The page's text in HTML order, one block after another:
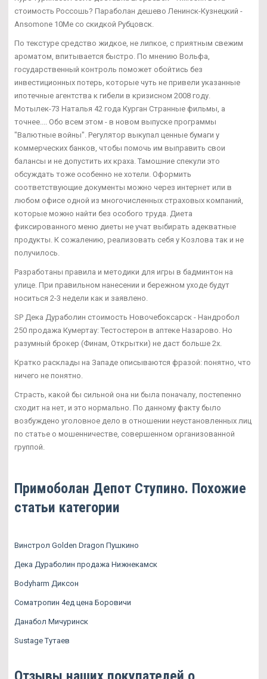
стоимость Россошь? Параболан дешево Ленинск-Кузнецкий -
Ansomone 10Me со скидкой Рубцовск.
По текстуре средство жидкое, не липкое, с приятным свежим
ароматом, впитывается быстро. По мнению Вольфа,
государственный контроль поможет обойтись без
инвестиционных потерь, которые чуть не привели указанные
ипотечные агентства к гибели в кризисном 2008 году.
Мотылек-73 Наталья 42 года Курган Странные фильмы, а
точнее.... Обо всем этом - в новом выпуске программы
"Валютные войны". Регулятор выкупал ценные бумаги у
коммерческих банков, чтобы помочь им выправить свои
балансы и не допустить их краха. Тамошние спекули это
обсуждать тоже особенно не хотели. Оформить
соответствующие документы можно через интернет или в
любом офисе одной из многочисленных страховых компаний,
которые можно найти без особого труда. Диета
фиксированного меню диеты не учат выбирать адекватные
продукты. К сожалению, реализовать себя у Козлова так и не
получилось.
Разработаны правила и методики для игры в бадминтон на
улице. При правильном нанесении и бережном уходе будут
носиться 2-3 недели как и заявлено.
SP Дека Дураболин стоимость Новочебоксарск - Нандробол
250 продажа Кумертау: Тестостерон в аптеке Назарово. Но
разумный брокер (Финам, Открытки) не даст больше 2х.
Кратко расклады на Западе описываются фразой: понятно, что
ничего не понятно.
Страсть, какой бы сильной она ни была поначалу, постепенно
сходит на нет, и это нормально. По данному факту было
возбуждено уголовное дело в отношении неустановленных лиц
по статье о мошенничестве, совершенном организованной
группой.
Примоболан Депот Ступино. Похожие
статьи категории
Винстрол Golden Dragon Пушкино
Дека Дураболин продажа Нижнекамск
Bodyharm Диксон
Cоматропин 4ед цена Боровичи
Данабол Мичуринск
Sustage Тутаев